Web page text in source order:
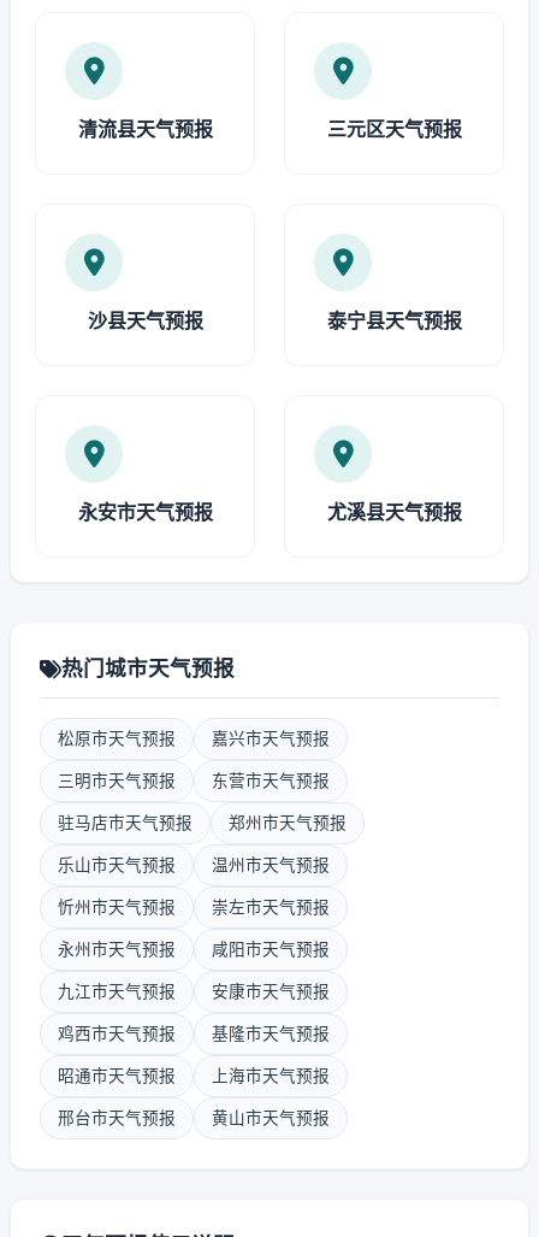
清流县天气预报 三元区天气预报
沙县天气预报 泰宁县天气预报
永安市天气预报 尤溪县天气预报
热门城市天气预报
松原市天气预报 嘉兴市天气预报
三明市天气预报 东营市天气预报
驻马店市天气预报 郑州市天气预报
乐山市天气预报 温州市天气预报
忻州市天气预报 崇左市天气预报
永州市天气预报 咸阳市天气预报
九江市天气预报 安康市天气预报
鸡西市天气预报 基隆市天气预报
昭通市天气预报 上海市天气预报
邢台市天气预报 黄山市天气预报